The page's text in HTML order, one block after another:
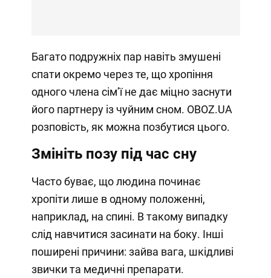
Багато подружніх пар навіть змушені
спати окремо через те, що хропіння
одного члена сімʼї не дає міцно заснути
його партнеру із чуйним сном. OBOZ.UA
розповість, як можна позбутися цього.
Змініть позу під час сну
Часто буває, що людина починає
хропіти лише в одному положенні,
наприклад, на спині. В такому випадку
слід навчитися засинати на боку. Інші
поширені причини: зайва вага, шкідливі
звички та медичні препарати.